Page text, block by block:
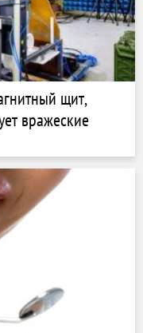
щит,
вражеские